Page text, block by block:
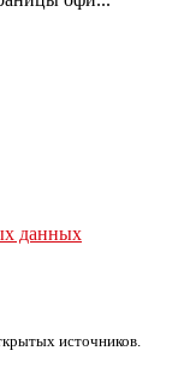
данных
источников.